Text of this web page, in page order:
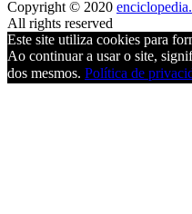
Copyright © 2020
All rights reserved
Este site utiliza cookies para
Ao continuar a usar o site,
dos mesmos. Política de